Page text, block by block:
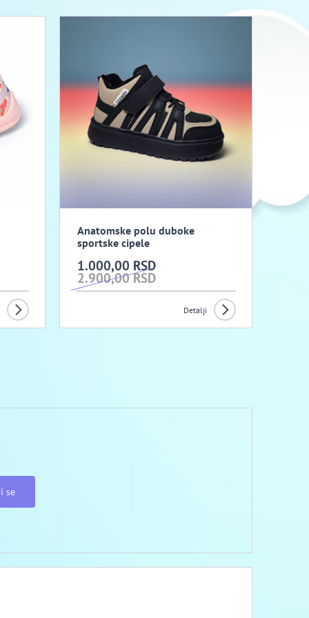
Anatomske polu duboke
sportske cipele
1.000,00 RSD
2.900,00 RSD
Detalji
se